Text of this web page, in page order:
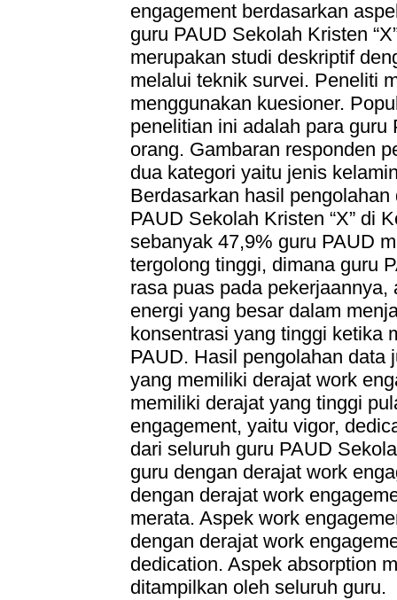
engagement berdasarkan
guru PAUD Sekolah Kristen
merupakan studi deskriptif
melalui teknik survei. Peneliti
menggunakan kuesioner.
penelitian ini adalah para guru
orang. Gambaran responden
dua kategori yaitu jenis
Berdasarkan hasil
PAUD Sekolah Kristen “X” di
sebanyak 47,9% guru PAUD
tergolong tinggi, dimana guru
rasa puas pada
energi yang besar dalam
konsentrasi yang tinggi ketika
PAUD. Hasil pengolahan data
yang memiliki derajat work
memiliki derajat yang tinggi
engagement, yaitu vigor,
dari seluruh guru PAUD
guru dengan derajat work
dengan derajat work
merata. Aspek work
dengan derajat work
dedication. Aspek absorption
ditampilkan oleh seluruh guru.